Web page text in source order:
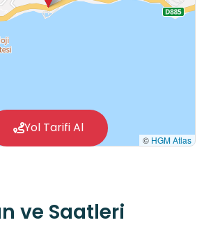
© HGM Atlas
Yol Tarifi Al
ve Saatleri